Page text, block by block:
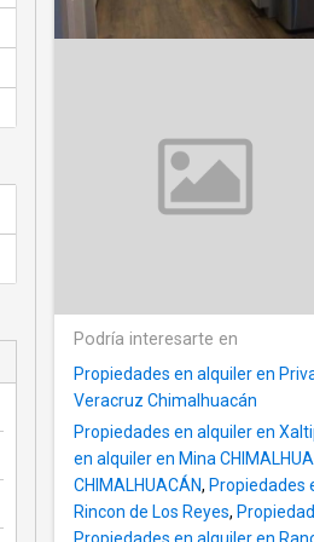
Podría interesarte en
Propiedades en alquiler en
Veracruz Chimalhuacán
Propiedades en alquiler en
en alquiler en Mina
CHIMALHUACÁN, Propiedades
Rincon de Los Reyes,